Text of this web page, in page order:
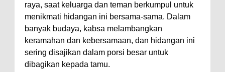
raya, saat keluarga dan teman berkumpul untuk
menikmati hidangan ini bersama-sama. Dalam
banyak budaya, kabsa melambangkan
keramahan dan kebersamaan, dan hidangan ini
sering disajikan dalam porsi besar untuk
dibagikan kepada tamu.